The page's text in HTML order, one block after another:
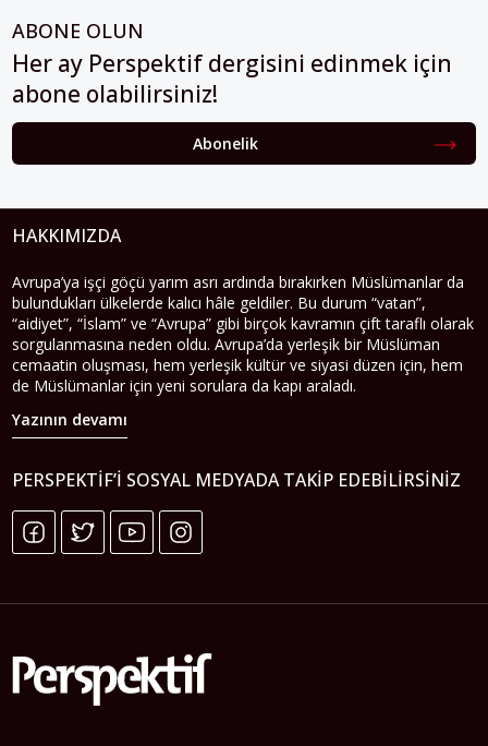
ABONE OLUN
Her ay Perspektif dergisini edinmek için
abone olabilirsiniz!
Abonelik
HAKKIMIZDA
Avrupa’ya işçi göçü yarım asrı ardında bırakırken Müslümanlar da
bulundukları ülkelerde kalıcı hâle geldiler. Bu durum “vatan”,
“aidiyet”, “İslam” ve “Avrupa” gibi birçok kavramın çift taraflı olarak
sorgulanmasına neden oldu. Avrupa’da yerleşik bir Müslüman
cemaatin oluşması, hem yerleşik kültür ve siyasi düzen için, hem
de Müslümanlar için yeni sorulara da kapı araladı.
Yazının devamı
PERSPEKTIF’I SOSYAL MEDYADA TAKIP EDEBILIRSINIZ